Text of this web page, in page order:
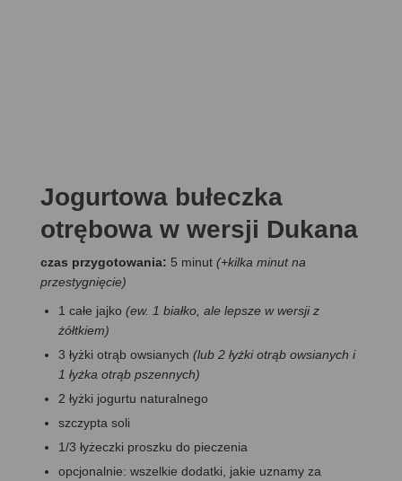
Jogurtowa bułeczka
otrębowa w wersji Dukana
czas przygotowania: 5 minut (+kilka minut na
przestygnięcie)
1 całe jajko (ew. 1 białko, ale lepsze w wersji z
żółtkiem)
3 łyżki otrąb owsianych (lub 2 łyżki otrąb owsianych i
1 łyżka otrąb pszennych)
2 łyżki jogurtu naturalnego
szczypta soli
1/3 łyżeczki proszku do pieczenia
opcjonalnie: wszelkie dodatki, jakie uznamy za